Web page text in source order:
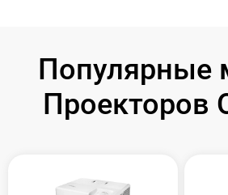
Популярные
Проекторов